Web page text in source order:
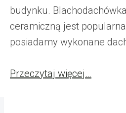
budynku.
ceramiczną jest
posiadamy wykonane
Przeczytaj więcej…